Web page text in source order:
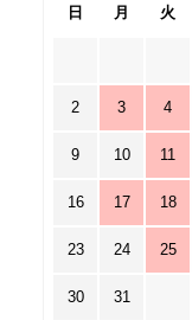
日 月 火
2 3 4
9 10 11
16 17 18
23 24 25
30 31